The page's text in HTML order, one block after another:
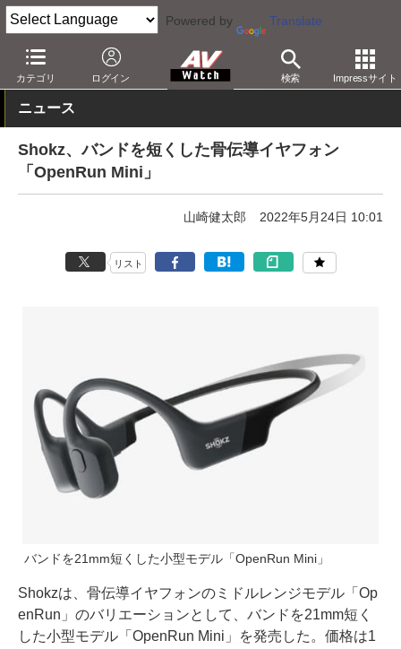
Powered by Translate
カテゴリ ログイン 検索 Impressサイト
AV Watch 製品 ヘッドフォン その他
ニュース
Shokz、バンドを短くした骨伝導イヤフォン
「OpenRun Mini」
山崎健太郎 2022年5月24日 10:01
リスト
バンドを21mm短くした小型モデル「OpenRun Mini」
Shokzは、骨伝導イヤフォンのミドルレンジモデル「Op
enRun」のバリエーションとして、バンドを21mm短く
した小型モデル「OpenRun Mini」を発売した。価格は1